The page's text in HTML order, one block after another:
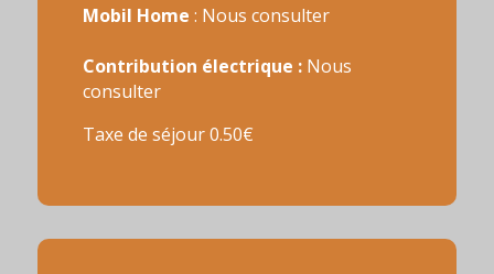
Mobil Home : Nous consulter
Contribution électrique : Nous
consulter
Taxe de séjour 0.50€